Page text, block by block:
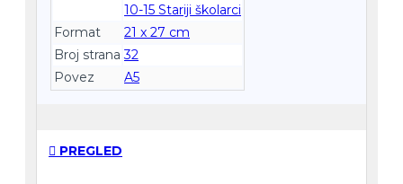
10-15 Stariji školarci
Format
21 x 27 cm
Broj strana 32
Povez
A5
PREGLED